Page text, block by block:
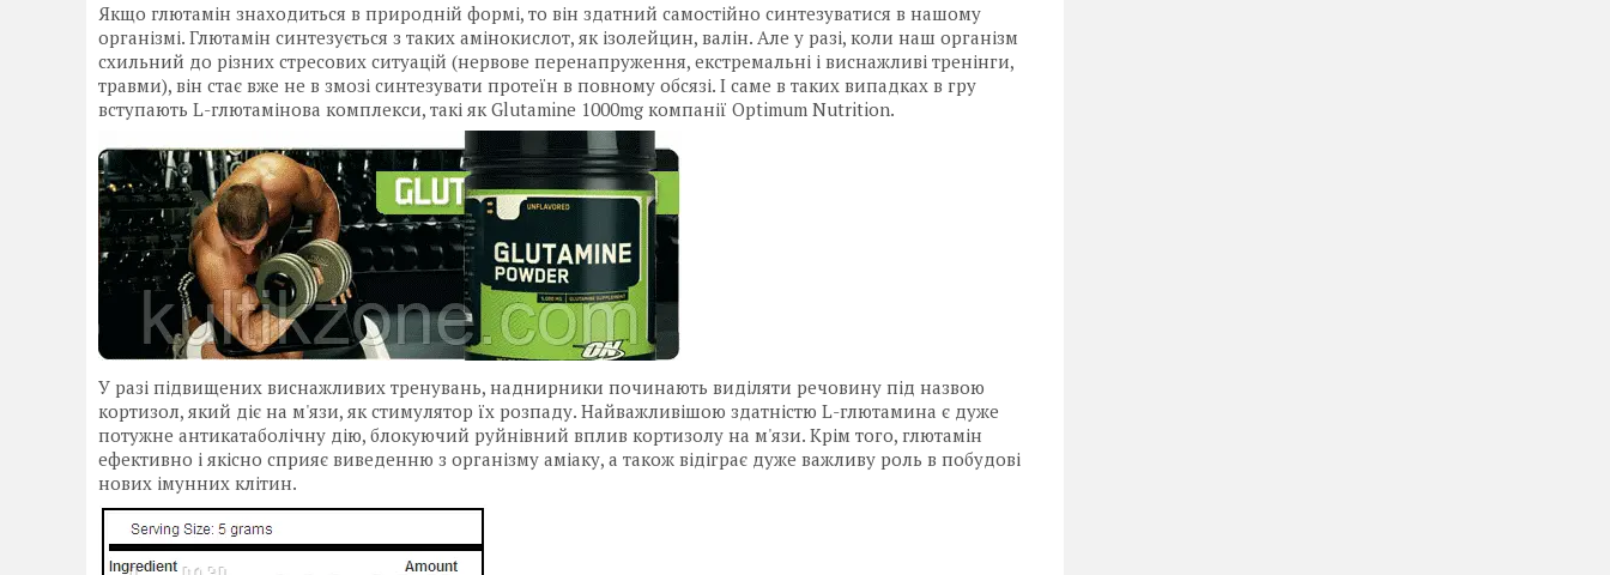
Якщо глютамін знаходиться в природній формі, то він здатний самостійно синтезуватися в нашому
організмі. Глютамін синтезується з таких амінокислот, як ізолейцин, валін. Але у разі, коли наш організм
схильний до різних стресових ситуацій (нервове перенапруження, екстремальні і виснажливі тренінги,
травми), він стає вже не в змозі синтезувати протеїн в повному обсязі. І саме в таких випадках в гру
вступають L-глютамінова комплекси, такі як Glutamine 1000mg компанії Optimum Nutrition.
У разі підвищених виснажливих тренувань, наднирники починають виділяти речовину під назвою
кортизол, який діє на м'язи, як стимулятор їх розпаду. Найважливішою здатністю L-глютамина є дуже
потужне антикатаболічну дію, блокуючий руйнівний вплив кортизолу на м'язи. Крім того, глютамін
ефективно і якісно сприяє виведенню з організму аміаку, а також відіграє дуже важливу роль в побудові
нових імунних клітин.